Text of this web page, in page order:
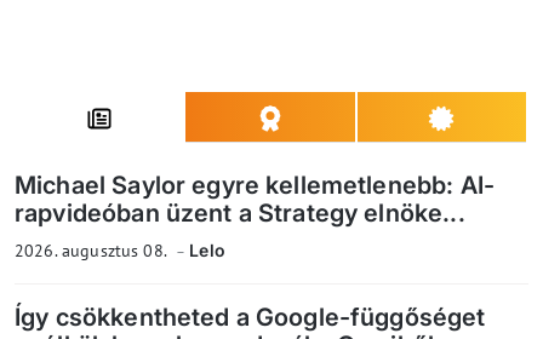
Michael Saylor egyre kellemetlenebb: AI-
rapvideóban üzent a Strategy elnöke...
2026. augusztus 08. Lelo
Így csökkentheted a Google-függőséget